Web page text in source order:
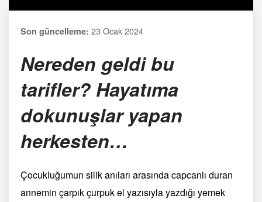
Son güncelleme: 23 Ocak 2024
Nereden geldi bu
tarifler? Hayatıma
dokunuşlar yapan
herkesten…
Çocukluğumun silik anıları arasında capcanlı duran
annemin çarpık çurpuk el yazısıyla yazdığı yemek